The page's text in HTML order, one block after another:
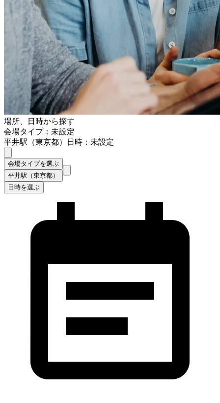
場所、日時から探す
会場タイプ：未設定
平井駅（東京都）
日時：未設定
会場タイプを選ぶ
平井駅（東京都）
日時を選ぶ